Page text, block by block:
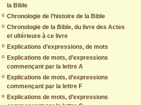
la Bible
Chronologie de l’histoire de la Bible
Chronologie de la Bible, du livre des Actes
et ultérieure à ce livre
Explications d’expressions, de mots
Explications de mots, d’expressions
commençant par la lettre A
Explications de mots, d’expressions
commençant par la lettre F
Explications de mots, d’expressions